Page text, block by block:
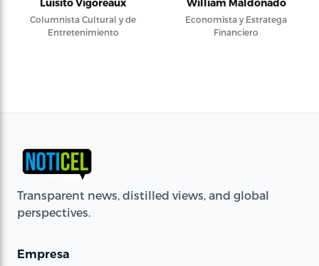
Luisito Vigoreaux
Columnista Cultural y de
Entretenimiento
William Maldonado
Economista y Estratega
Financiero
Transparent news, distilled views, and global
perspectives.
Empresa